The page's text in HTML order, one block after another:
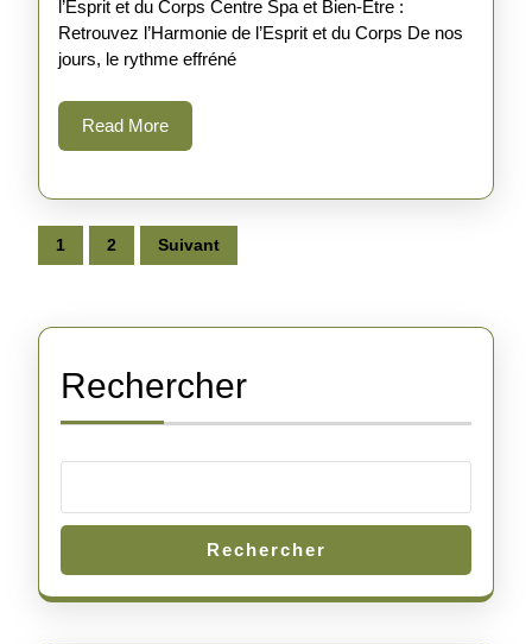
Bien-
Être:
Retrouvez
l’Harmonie
l’Esprit
et
du
l’Esprit et du Corps Centre Spa et Bien-Être :
Retrouvez l’Harmonie de l’Esprit et du Corps De nos
jours, le rythme effréné
Read MoreRead
More
Pagination
des
1 2 Suivant
Rechercher
Rechercher